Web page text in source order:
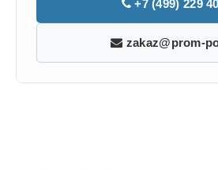
+7 (499) 229
zakaz@prom-